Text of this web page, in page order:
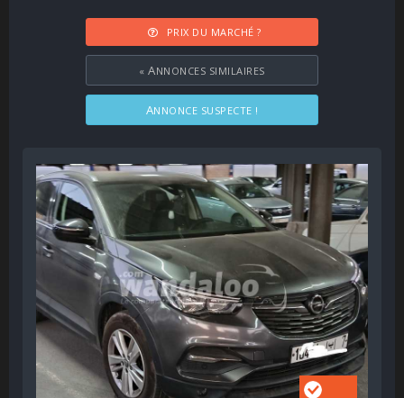
PRIX DU MARCHÉ ?
« ANNONCES SIMILAIRES
ANNONCE SUSPECTE !